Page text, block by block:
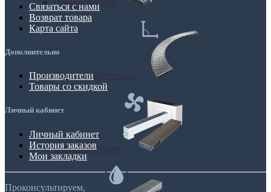
Премиум класс
Радиусные/Угловые
С вентилятором
Связаться с нами
Возврат товара
Карта сайта
Дополнительно
Производители
Товары со скидкой
Личный кабинет
Личный кабинет
История заказов
Мои закладки
Проконсультируем,